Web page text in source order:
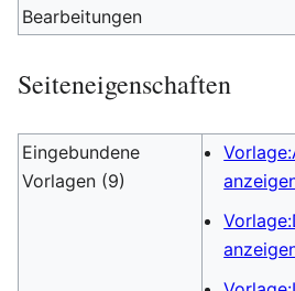
Bearbeitungen
Seiteneigenschaften
Eingebundene
Vorlagen (9)